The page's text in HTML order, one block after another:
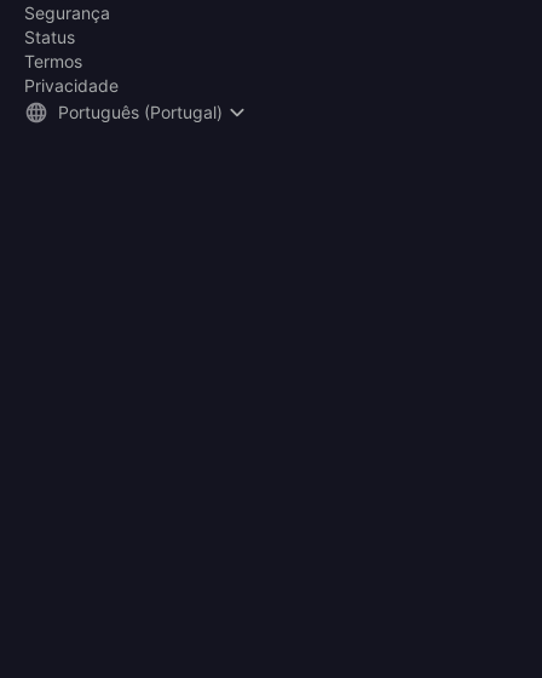
Segurança
Status
Termos
Privacidade
Português (Portugal)